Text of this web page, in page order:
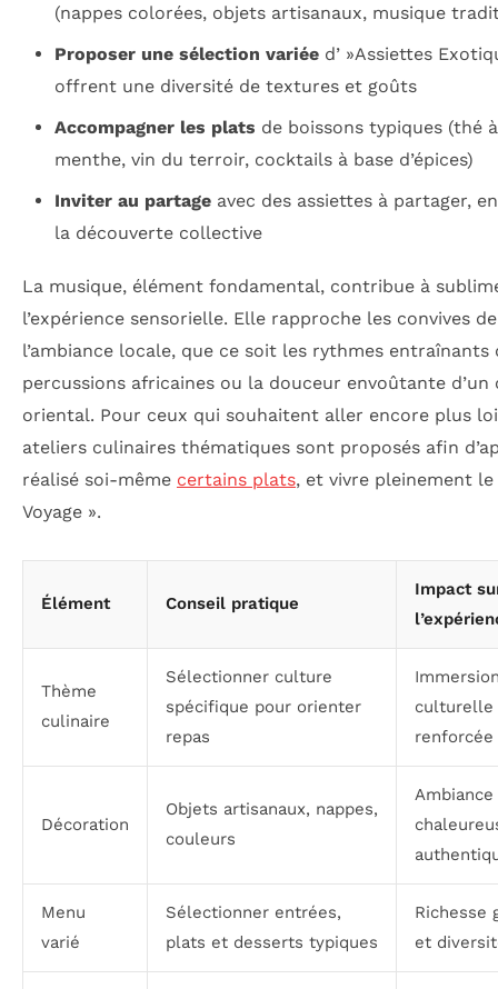
(nappes colorées, objets artisanaux, musique
Proposer une sélection variéed’ »Assiettes
offrent une diversité de textures et goûts
Accompagner les plats de boissons typiques (thé
menthe, vin du terroir, cocktails à base d’épices)
Inviter au partageavec des assiettes à partager,
la découverte collective
La musique, élément fondamental, contribue à
l’expérience sensorielle. Elle rapproche les convives de
l’ambiance locale, que ce soit les rythmes entraînants
percussions africaines ou la douceur envoûtante d’un
oriental. Pour ceux qui souhaitent aller encore plus
ateliers culinaires thématiques sont proposés afin
réalisé soi-même certains plats, et vivre pleinement
Voyage ».
Élément Conseil pratique
Impact
Thème
culinaire
Sélectionner culture
spécifique pour orienter
repas
culturelle
renforcée
Décoration
Objets artisanaux, nappes,
couleurs
Ambiance
Menu
varié
Sélectionner entrées,
plats et desserts typiques
Richesse
et